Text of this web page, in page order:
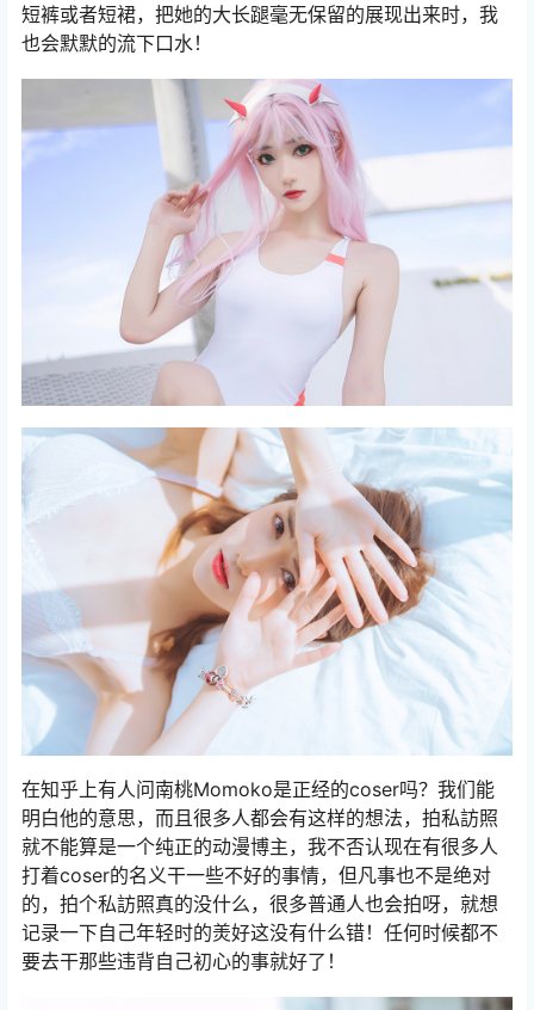
短裤或者短裙，把她的大长蹆毫无保留的展现出来时，我
也会默默的流下口水！
在知乎上有人问南桃Momoko是正经的coser吗？我们能
明白他的意思，而且很多人都会有这样的想法，拍私訪照
就不能算是一个纯正的动漫博主，我不否认现在有很多人
打着coser的名义干一些不好的事情，但凡事也不是绝对
的，拍个私訪照真的没什么，很多普通人也会拍呀，就想
记录一下自己年轻时的羙好这没有什么错！任何时候都不
要去干那些违背自己初心的事就好了！